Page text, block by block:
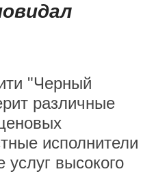
"Черный
различные
исполнители
услуг высокого